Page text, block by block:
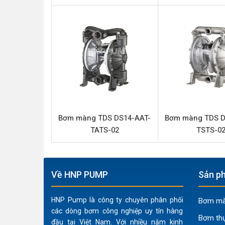
Loại bơm
Thương hiệu
Chất liệu thân bơm
Áp lực tối đa
Đường cấp khí
Màng
Bi
Đế bi
Bơm màng TDS DS14-AAT-
TATS-02
Bơm màng TDS
TSTS-02
Về HNP PUMP
HNP Pump là công ty chuyên phân phối
các dòng bơm công nghiệp uy tín hàng
đầu tại Việt Nam. Với nhiều năm kinh
Sản
Bơm
Bơm